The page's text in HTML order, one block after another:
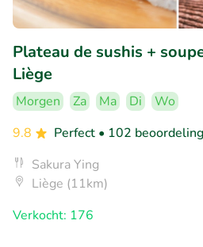
Plateau de sushis +
Liège
Morgen Za Ma Di
Wo
9.8
Perfect • 102
Sakura Ying
Liège (11km)
Verkocht: 176